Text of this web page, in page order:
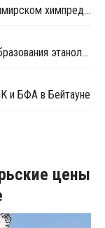
Суд вернул Роснано 70%-ю долю во владимирском химпредприятии "Акрилан"
Gevo получила патент на технологию преобразования этанола в олефины за один этап
и БФА в Бейтауне
цены